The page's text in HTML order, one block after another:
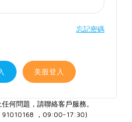
忘記密碼
美股登入
何問題，請聯絡客戶服務。
91010168 ，09:00-17:30)